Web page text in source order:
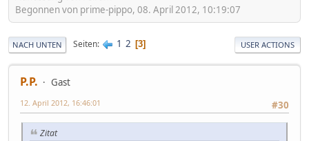
Begonnen von prime-pippo, 08. April 2012, 10:19:07
NACH UNTEN Seiten 1 2 3 USER ACTIONS
P.P.
Gast
#30
12. April 2012, 16:46:01
Zitat